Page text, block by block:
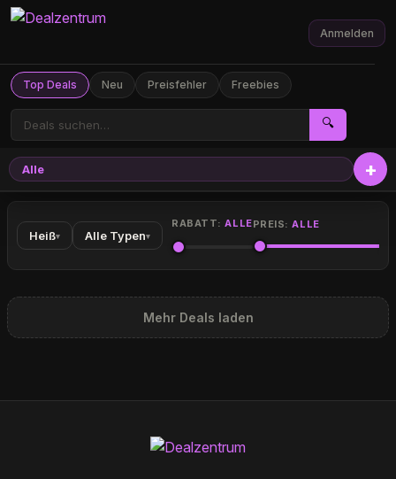
Top Deals Neu Preisfehler Freebies
🔍
Anmelden
Alle
Heiß▾ Alle Typen▾
RABATT:ALLEPREIS:ALLE
Mehr Deals laden